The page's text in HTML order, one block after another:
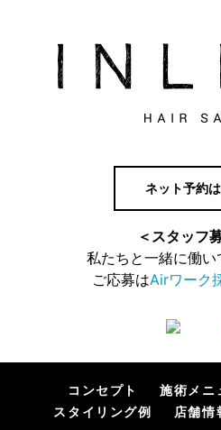
ネット予約
＜スタッフ
私たちと一緒に働い
ご応募はAirワーク
コンセプト 施術メニ
スタイリング例
店舗情